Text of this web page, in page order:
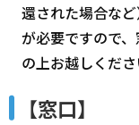
還された場合な
が必要ですので
の上お越しくださ
【窓口】